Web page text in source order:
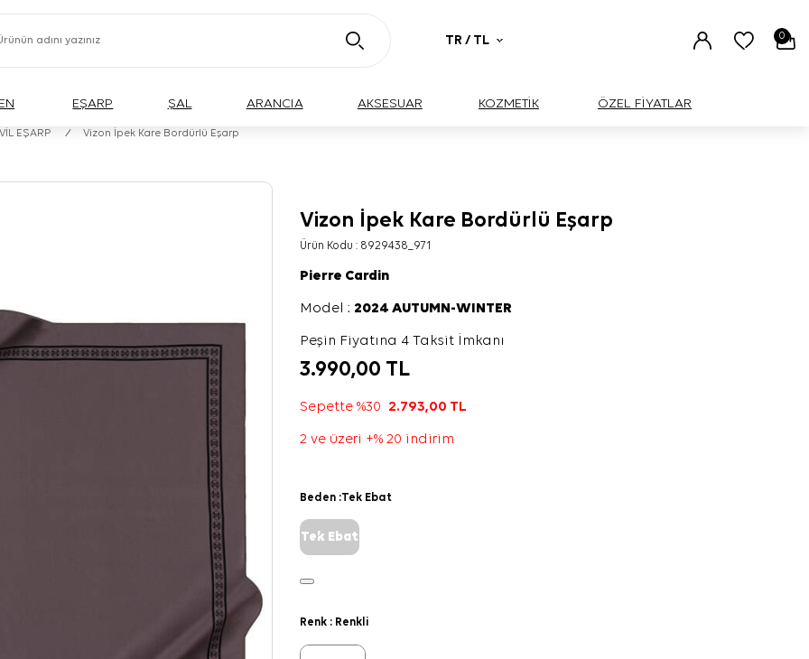
TR / TL 0
EŞARP ŞAL ARANCIA AKSESUAR KOZMETİK ÖZEL FİYATLAR
EŞARP / Vizon İpek Kare Bordürlü Eşarp
Vizon İpek Kare Bordürlü Eşarp
Ürün Kodu : 8929438_971
Pierre Cardin
Model :2024 AUTUMN-WINTER
Peşin Fiyatına 4 Taksit İmkanı
3.990,00 TL
Sepette %30 2.793,00 TL
2 ve üzeri +% 20 indirim
Beden :Tek Ebat
Tek Ebat
Renk : Renkli